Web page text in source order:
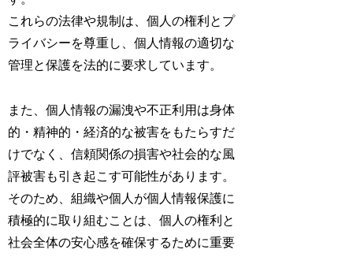
これらの法律や規制は、個人の権利とプ
ライバシーを尊重し、個人情報の適切な
管理と保護を法的に要求しています。
また、個人情報の漏洩や不正利用は身体
的・精神的・経済的な被害をもたらすだ
けでなく、信頼関係の損害や社会的な風
評被害も引き起こす可能性があります。
そのため、組織や個人が個人情報保護に
積極的に取り組むことは、個人の権利と
社会全体の安心感を確保するために重要